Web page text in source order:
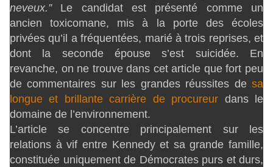
neveux.”
Le candidat est présenté comme un
ancien toxicomane, mis à la porte des écoles
privées qu’il a fréquentées, marié à trois reprises, et
dont la seconde épouse s’est suicidée. En
revanche, on ne trouve dans cet article que fort peu
de commentaires sur les grandes réussites de sa
longue et brillante carrière de procureur dans le
domaine de l’environnement.
L’article se concentre principalement sur les
relations à vif entre Kennedy et sa grande famille,
constituée uniquement de Démocrates purs et durs,